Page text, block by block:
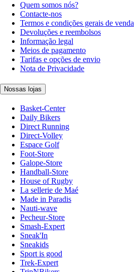
Quem somos nós?
Contacte-nos
Termos e condições gerais de venda
Devoluções e reembolsos
Informação legal
Meios de pagamento
Tarifas e opções de envio
Nota de Privacidade
Nossas lojas
Basket-Center
Daily Bikers
Direct Running
Direct-Volley
Espace Golf
Foot-Store
Galope-Store
Handball-Store
House of Rugby
La sellerie de Maé
Made in Paradis
Nauti-wave
Pecheur-Store
Smash-Expert
Sneak'In
Sneakids
Sport is good
Trek-Expert